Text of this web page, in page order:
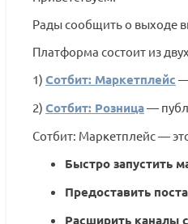
Рады сообщить о выходе
Платформа состоит из
1) Сотбит: Маркетплейс —
2) Сотбит: Розница—
Сотбит: Маркетплейс —
Быстро запустить
Предоставить
Расширить каналы